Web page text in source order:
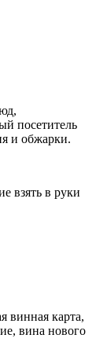
посетитель
и обжарки.
взять в руки
винная карта,
вина нового